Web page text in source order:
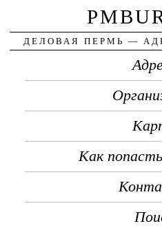
ДЕЛОВАЯ ПЕРМЬ —
Как